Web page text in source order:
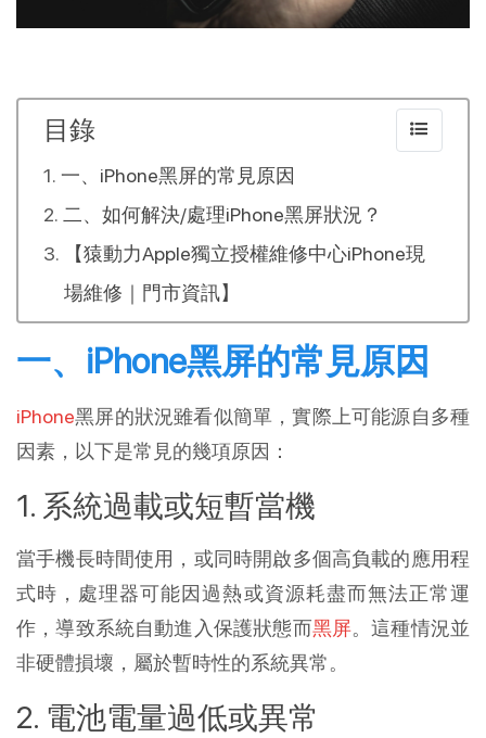
目錄
一、iPhone黑屏的常見原因
二、如何解決/處理iPhone黑屏狀況？
【猿動力Apple獨立授權維修中心iPhone現
場維修｜門市資訊】
一、iPhone黑屏的常見原因
iPhone黑屏的狀況雖看似簡單，實際上可能源自多種
因素，以下是常見的幾項原因：
1. 系統過載或短暫當機
當手機長時間使用，或同時開啟多個高負載的應用程
式時，處理器可能因過熱或資源耗盡而無法正常運
作，導致系統自動進入保護狀態而黑屏。這種情況並
非硬體損壞，屬於暫時性的系統異常。
2. 電池電量過低或異常